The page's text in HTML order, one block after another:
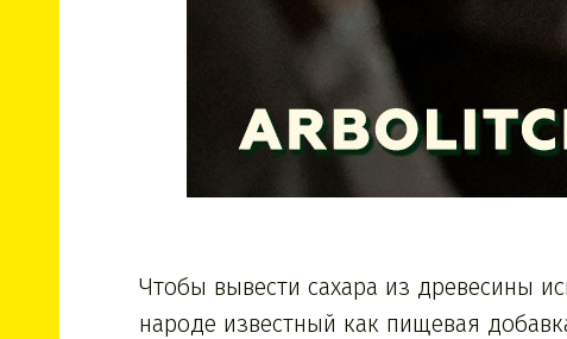
Чтобы вывести сахара из древесины
народе известный как пищевая